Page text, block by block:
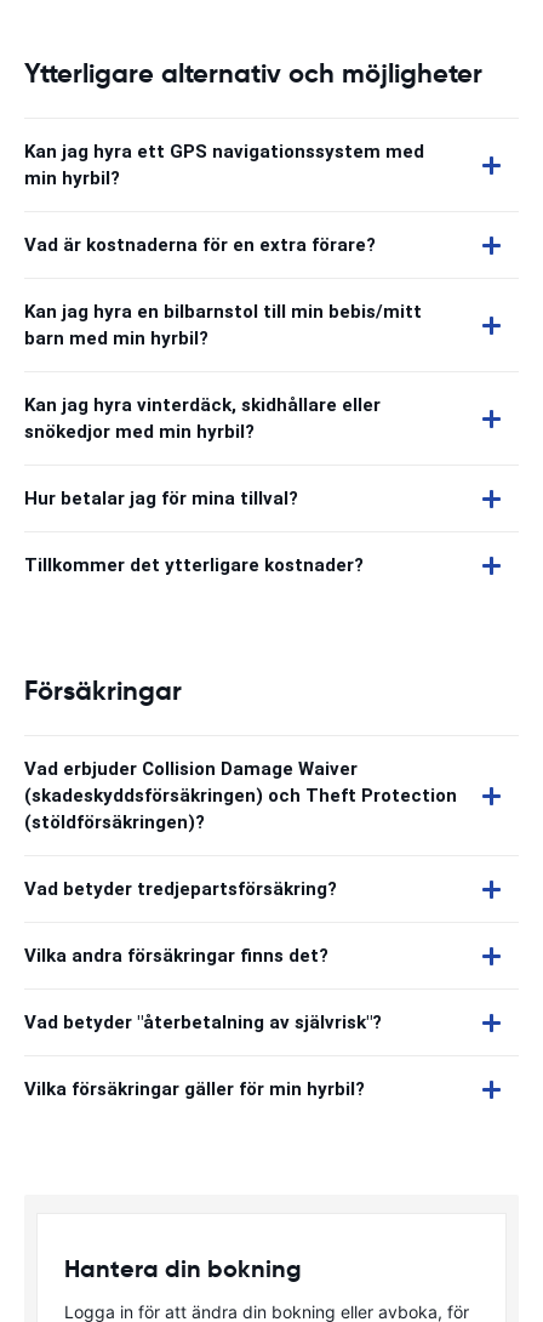
Ytterligare alternativ och möjligheter
Kan jag hyra ett GPS navigationssystem med
min hyrbil?
Vad är kostnaderna för en extra förare?
Kan jag hyra en bilbarnstol till min bebis/mitt
barn med min hyrbil?
Kan jag hyra vinterdäck, skidhållare eller
snökedjor med min hyrbil?
Hur betalar jag för mina tillval?
Tillkommer det ytterligare kostnader?
Försäkringar
Vad erbjuder Collision Damage Waiver
(skadeskyddsförsäkringen) och Theft Protection
(stöldförsäkringen)?
Vad betyder tredjepartsförsäkring?
Vilka andra försäkringar finns det?
Vad betyder "återbetalning av självrisk"?
Vilka försäkringar gäller för min hyrbil?
Hantera din bokning
Logga in för att ändra din bokning eller avboka, för